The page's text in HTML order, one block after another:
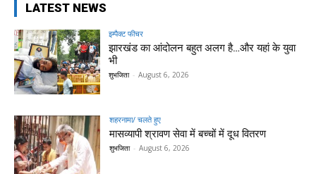
LATEST NEWS
इम्पैक्ट फीचर
झारखंड का आंदोलन बहुत अलग है…और यहां के युवा
भी
शुभजिता - August 6, 2026
शहरनामा/ चलते हुए
मासव्यापी श्रावण सेवा में बच्चों में दूध वितरण
शुभजिता - August 6, 2026